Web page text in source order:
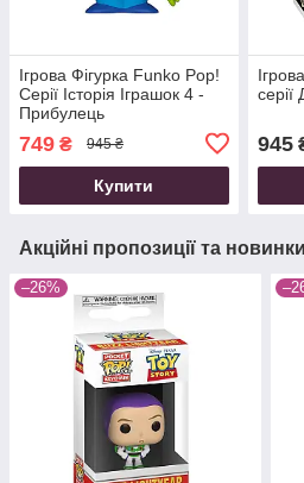
Ігрова Фігурка Funko Pop!
Серії Історія Іграшок 4 -
Прибулець
749 ₴ 945 ₴
Купити
945
Акційні пропозиції та новинки
–26%